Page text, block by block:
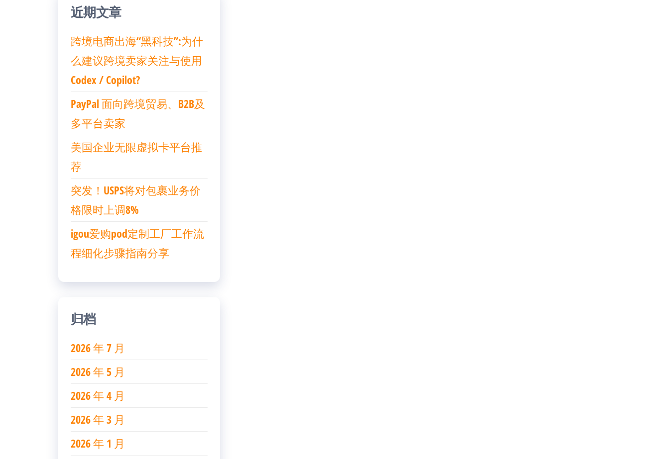
近期文章
跨境电商出海“黑科技”:为什
么建议跨境卖家关注与使用
Codex / Copilot?
PayPal 面向跨境贸易、B2B及
多平台卖家
美国企业无限虚拟卡平台推
荐
突发！USPS将对包裹业务价
格限时上调8%
igou爱购pod定制工厂工作流
程细化步骤指南分享
归档
2026 年 7 月
2026 年 5 月
2026 年 4 月
2026 年 3 月
2026 年 1 月